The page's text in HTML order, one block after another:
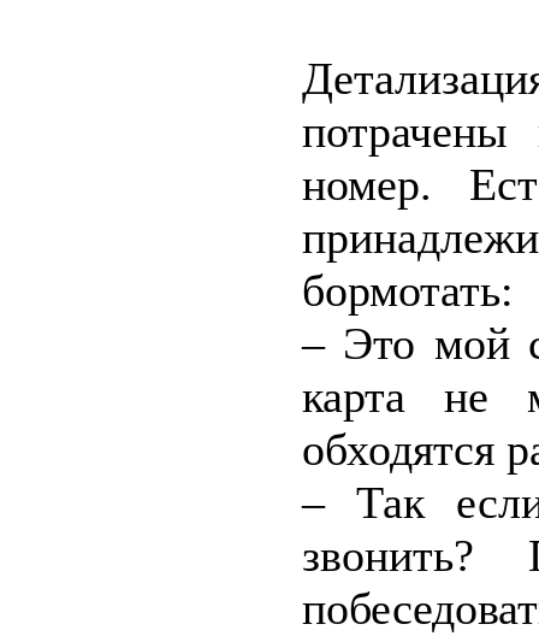
номер.
бормотать:
– Это мой
карта не
обходятся
– Так